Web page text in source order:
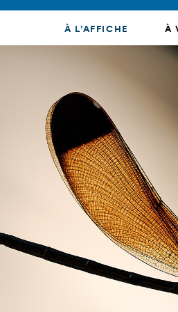
À L’AFFICHE À